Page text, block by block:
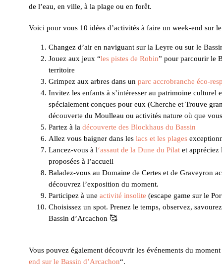
de l’eau, en ville, à la plage ou en forêt.
Voici pour vous 10 idées d’activités à faire un week-end sur
Changez d’air en naviguant sur la Leyre ou sur le
Jouez aux jeux “les pistes de Robin” pour parcourir le
territoire
Grimpez aux arbres dans un parc accrobranche éco-
Invitez les enfants à s’intéresser au patrimoine culturel
spécialement conçues pour eux (Cherche et Trouve
découverte du Moulleau ou activités nature où que
Partez à la découverte des Blockhaus du Bassin
Allez vous baigner dans leslacs et les plages
Lancez-vous à l‘assaut de la Dune du Pilat et appréciez
proposées à l’accueil
Baladez-vous au Domaine de Certes et de Graveyron
découvrez l’exposition du moment.
Participez à une activité insolite (escape game sur le
Choisissez un spot. Prenez le temps, observez,
Bassin d’Arcachon 🥰
Vous pouvez également découvrir les événements du
end sur le Bassin d’Arcachon“.